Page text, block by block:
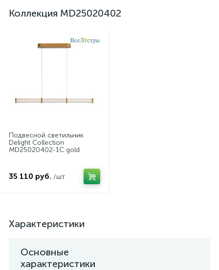
Коллекция MD25020402
Подвесной светильник
Delight Collection
MD25020402-1C gold
35 110 руб. /шт
Характеристики
Основные
характеристики